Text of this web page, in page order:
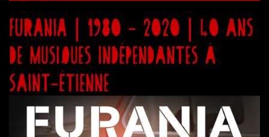
FURANIA | 1980 - 2020 | 40 ans
de musiques indépendantes à
Saint-Étienne